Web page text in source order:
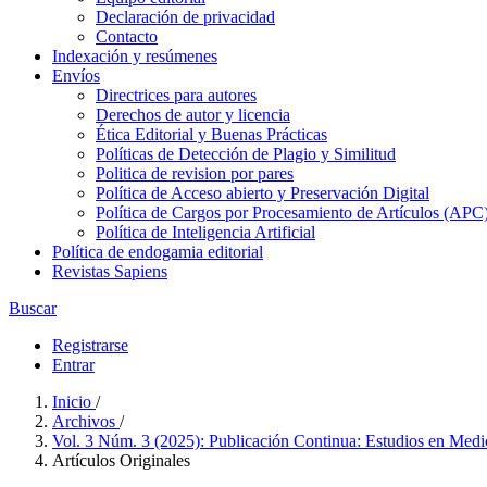
Declaración de privacidad
Contacto
Indexación y resúmenes
Envíos
Directrices para autores
Derechos de autor y licencia
Ética Editorial y Buenas Prácticas
Políticas de Detección de Plagio y Similitud
Politica de revision por pares
Política de Acceso abierto y Preservación Digital
Política de Cargos por Procesamiento de Artículos
Política de Inteligencia Artificial
Política de endogamia editorial
Revistas Sapiens
Buscar
Registrarse
Entrar
Inicio /
Archivos /
Vol. 3 Núm. 3 (2025): Publicación Continua: Estudios en
Artículos Originales